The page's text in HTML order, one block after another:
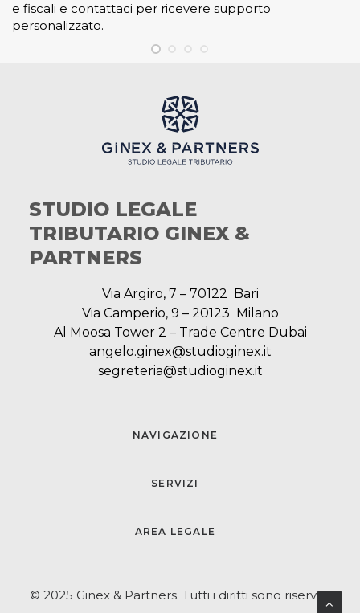
e fiscali e contattaci per ricevere supporto
personalizzato.
STUDIO LEGALE
TRIBUTARIO GINEX &
PARTNERS
Via Argiro, 7 – 70122 Bari
Via Camperio, 9 – 20123 Milano
Al Moosa Tower 2 – Trade Centre Dubai
angelo.ginex@studioginex.it
segreteria@studioginex.it
NAVIGAZIONE
SERVIZI
AREA LEGALE
© 2025 Ginex & Partners. Tutti i diritti sono riservati